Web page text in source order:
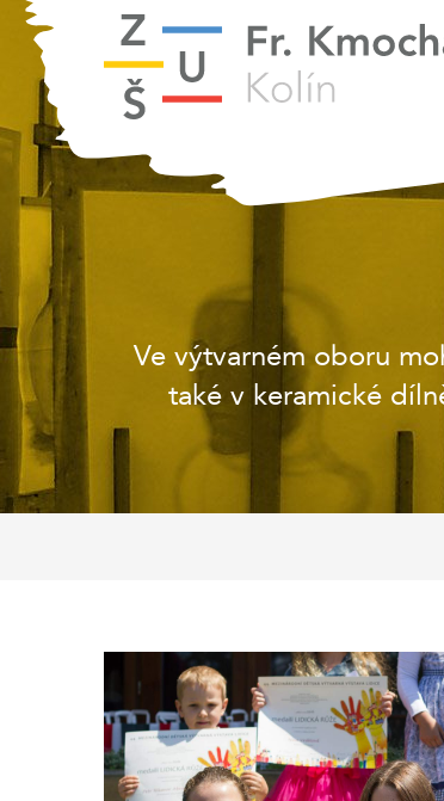
Ve výtvarném oboru
také v keramické